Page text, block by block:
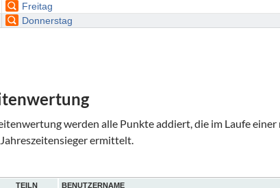
Freitag
Donnerstag
werden alle Punkte addiert, die im Laufe
ermittelt.
TEILN BENUTZERNAME